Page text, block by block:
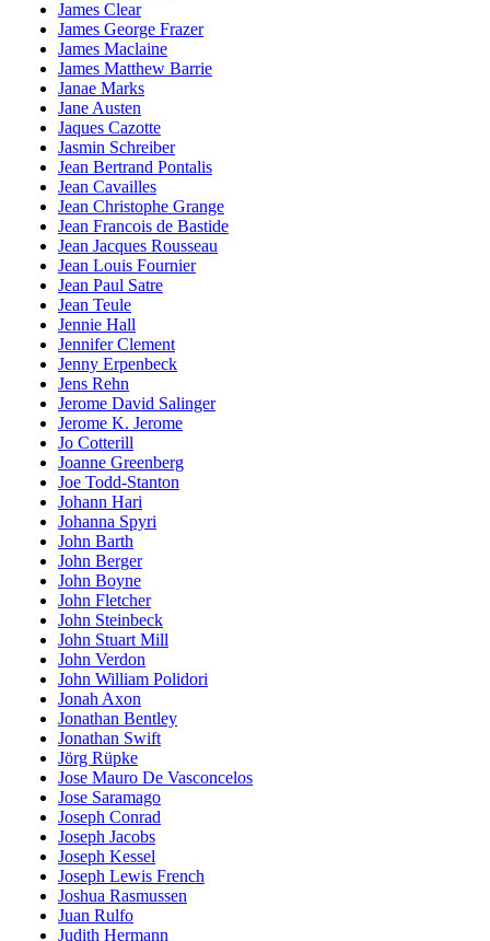
James Clear
James George Frazer
James Maclaine
James Matthew Barrie
Janae Marks
Jane Austen
Jaques Cazotte
Jasmin Schreiber
Jean Bertrand Pontalis
Jean Cavailles
Jean Christophe Grange
Jean Francois de Bastide
Jean Jacques Rousseau
Jean Louis Fournier
Jean Paul Satre
Jean Teule
Jennie Hall
Jennifer Clement
Jenny Erpenbeck
Jens Rehn
Jerome David Salinger
Jerome K. Jerome
Jo Cotterill
Joanne Greenberg
Joe Todd-Stanton
Johann Hari
Johanna Spyri
John Barth
John Berger
John Boyne
John Fletcher
John Steinbeck
John Stuart Mill
John Verdon
John William Polidori
Jonah Axon
Jonathan Bentley
Jonathan Swift
Jörg Rüpke
Jose Mauro De Vasconcelos
Jose Saramago
Joseph Conrad
Joseph Jacobs
Joseph Kessel
Joseph Lewis French
Joshua Rasmussen
Juan Rulfo
Judith Hermann